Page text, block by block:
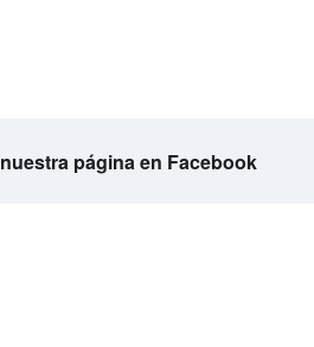
nuestra página en Facebook